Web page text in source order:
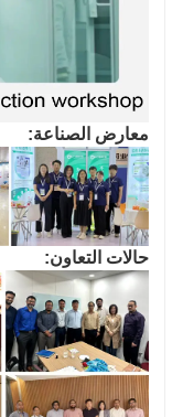
معارض الصناعة:
حالات التعاون: